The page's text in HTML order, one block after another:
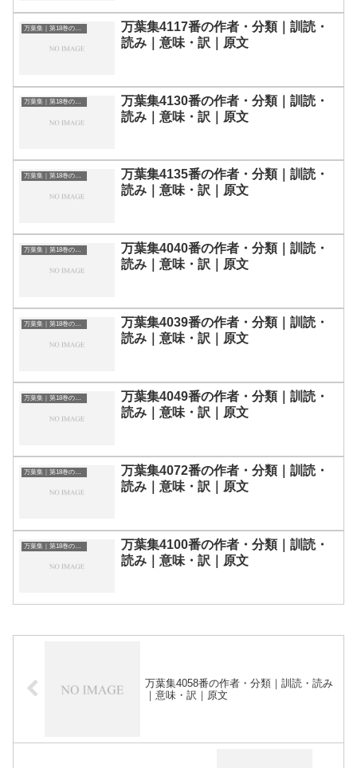
万葉集｜第18巻の和歌一覧
万葉集4117番の作者・分類｜訓読・
読み｜意味・訳｜原文
万葉集｜第18巻の和歌一覧
万葉集4130番の作者・分類｜訓読・
読み｜意味・訳｜原文
万葉集｜第18巻の和歌一覧
万葉集4135番の作者・分類｜訓読・
読み｜意味・訳｜原文
万葉集｜第18巻の和歌一覧
万葉集4040番の作者・分類｜訓読・
読み｜意味・訳｜原文
万葉集｜第18巻の和歌一覧
万葉集4039番の作者・分類｜訓読・
読み｜意味・訳｜原文
万葉集｜第18巻の和歌一覧
万葉集4049番の作者・分類｜訓読・
読み｜意味・訳｜原文
万葉集｜第18巻の和歌一覧
万葉集4072番の作者・分類｜訓読・
読み｜意味・訳｜原文
万葉集｜第18巻の和歌一覧
万葉集4100番の作者・分類｜訓読・
読み｜意味・訳｜原文
万葉集4058番の作者・分類｜訓読・読み
｜意味・訳｜原文